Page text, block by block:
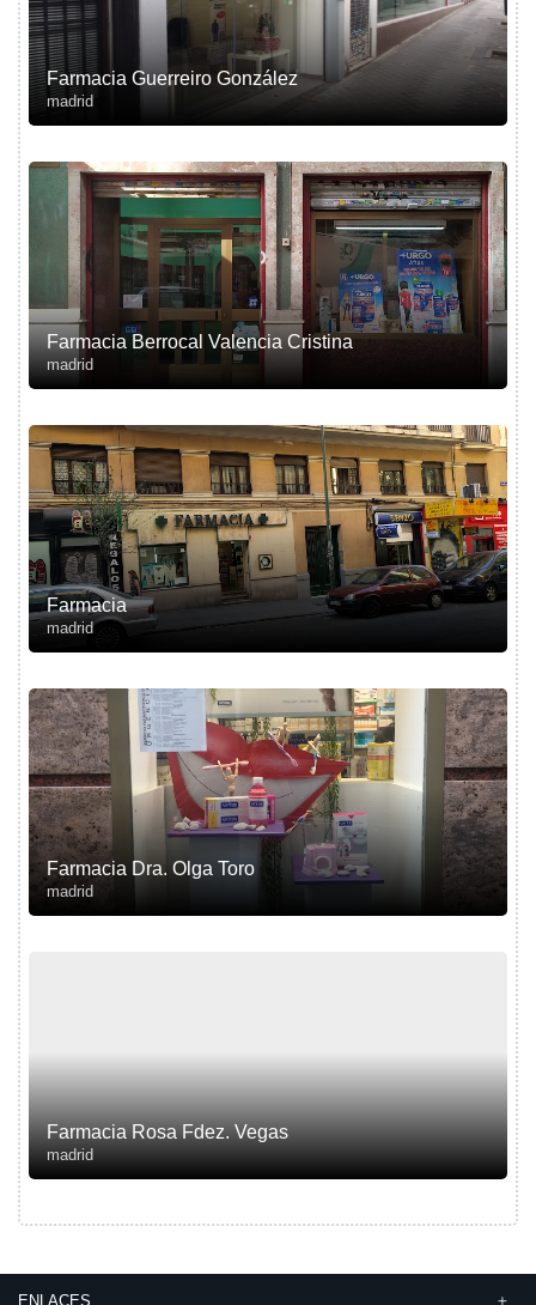
Farmacia Guerreiro González
madrid
Farmacia Berrocal Valencia Cristina
madrid
Farmacia
madrid
Farmacia Dra. Olga Toro
madrid
Farmacia Rosa Fdez. Vegas
madrid
ENLACES